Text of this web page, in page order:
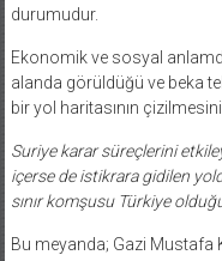
durumudur.
Ekonomik ve sosyal
alanda görüldüğü ve beka
bir yol haritasının
Suriye karar süreçlerini
içerse de istikrara gidilen
sınır komşusu Türkiye
Bu meyanda; Gazi Mustafa